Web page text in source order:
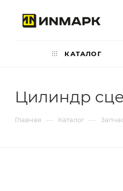
КАТАЛОГ
Цилиндр
Главная — Каталог —